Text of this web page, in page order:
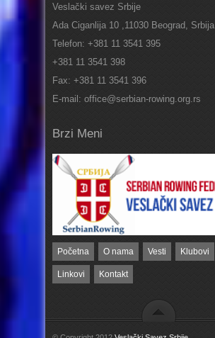
Veslački savez Srbije
Ada Ciganlija 10 ,11030 Beograd, Srbija
Telefon: +381 11 3541 395
+381 11 3541 398
Fax: +381 11 3541 396
E-mail: office@serbian-rowing.org.rs
Brzi Meni
Početna O nama Vesti Klubovi
Linkovi Kontakt